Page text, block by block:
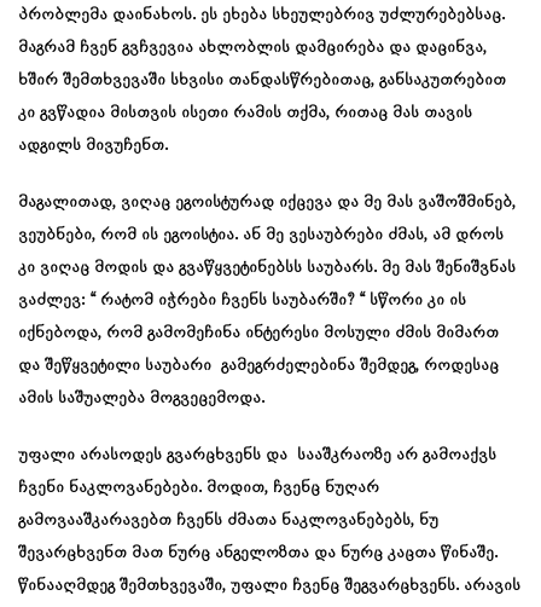
პრობლემა დაინახოს. ეს ეხება სხეულებრივ უძლურებებსაც.
მაგრამ ჩვენ გვჩვევია ახლობლის დამცირება და დაცინვა,
ხშირ შემთხვევაში სხვისი თანდასწრებითაც, განსაკუთრებით
კი გვწადია მისთვის ისეთი რამის თქმა, რითაც მას თავის
ადგილს მივუჩენთ.
მაგალითად, ვიღაც ეგოისტურად იქცევა და მე მას ვაშოშმინებ,
ვეუბნები, რომ ის ეგოისტია. ან მე ვესაუბრები ძმას, ამ დროს
კი ვიღაც მოდის და გვაწყვეტინებსს საუბარს. მე მას შენიშვნას
ვაძლევ: “ რატომ იჭრები ჩვენს საუბარში? “ სწორი კი ის
იქნებოდა, რომ გამომეჩინა ინტერესი მოსული ძმის მიმართ
და შეწყვეტილი საუბარი გამეგრძელებინა შემდეგ, როდესაც
ამის საშუალება მოგვეცემოდა.
უფალი არასოდეს გვარცხვენს და სააშკრაოზე არ გამოაქვს
ჩვენი ნაკლოვანებები. მოდით, ჩვენც ნუღარ
გამოვააშკარავებთ ჩვენს ძმათა ნაკლოვანებებს, ნუ
შევარცხვენთ მათ ნურც ანგელოზთა და ნურც კაცთა წინაშე.
წინააღმდეგ შემთხვევაში, უფალი ჩვენც შეგვარცხვენს. არავის